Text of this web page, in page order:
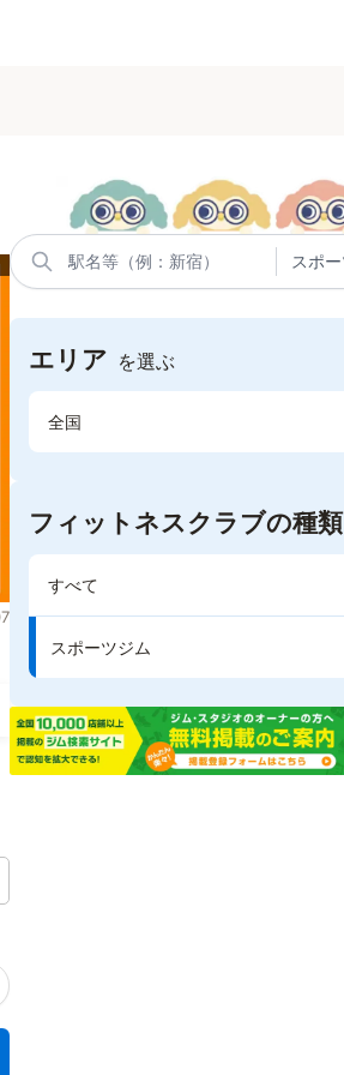
エリア を選ぶ
全国
フィットネスクラブの種類
すべて
スポーツジム